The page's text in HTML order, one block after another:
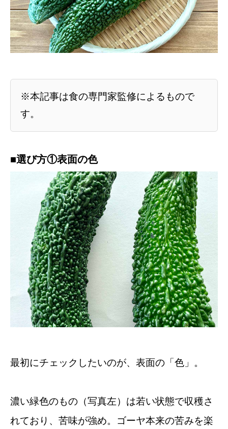
※本記事は食の専門家監修によるもので
す。
■選び方①表面の色
最初にチェックしたいのが、表面の「色」。
濃い緑色のもの（写真左）は若い状態で収穫さ
れており、苦味が強め。ゴーヤ本来の苦みを楽